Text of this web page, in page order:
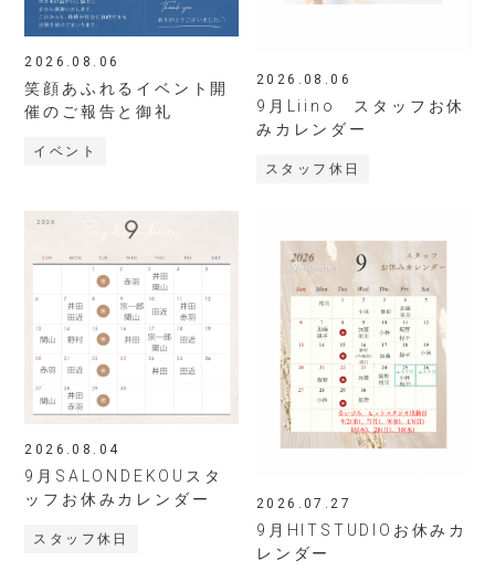
2026.08.06
笑顔あふれるイベント開
催のご報告と御礼
イベント
2026.08.06
9月Liino スタッフお休
みカレンダー
スタッフ休日
2026.08.04
9月SALONDEKOUスタ
ッフお休みカレンダー
スタッフ休日
2026.07.27
9月HITSTUDIOお休みカ
レンダー